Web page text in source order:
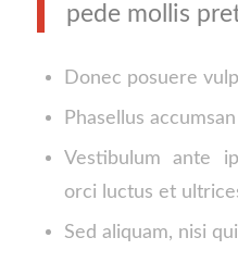
pede mollis
Donec posuere
Phasellus
Vestibulum ante
orci luctus et
Sed aliquam, nisi